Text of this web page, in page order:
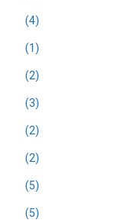
(4)
(1)
(2)
(3)
(2)
(2)
(5)
(5)